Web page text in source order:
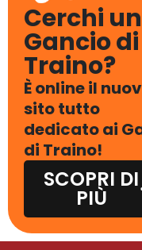
Cerchi un
Gancio di
Traino?
È online il
sito tutto
dedicato ai
di Traino!
SCOPRI DI
PIÙ